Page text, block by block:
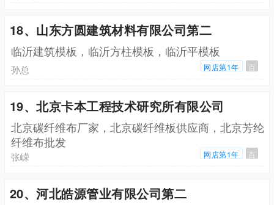
18、山东方圆建筑材料有限公司第二
临沂建筑模板，临沂方柱模板，临沂平模板
孙总 网店第1年 百
19、北京卡本工程技术研究所有限公司
北京碳纤维布厂家，北京碳纤维板供应商，北京芳纶
纤维布批发
张嵘 网店第1年 百
20、河北皓源管业有限公司第二